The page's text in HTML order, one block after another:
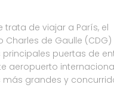
trata de viajar a París, el
Charles de Gaulle (CDG)
principales puertas de
aeropuerto
más grandes y